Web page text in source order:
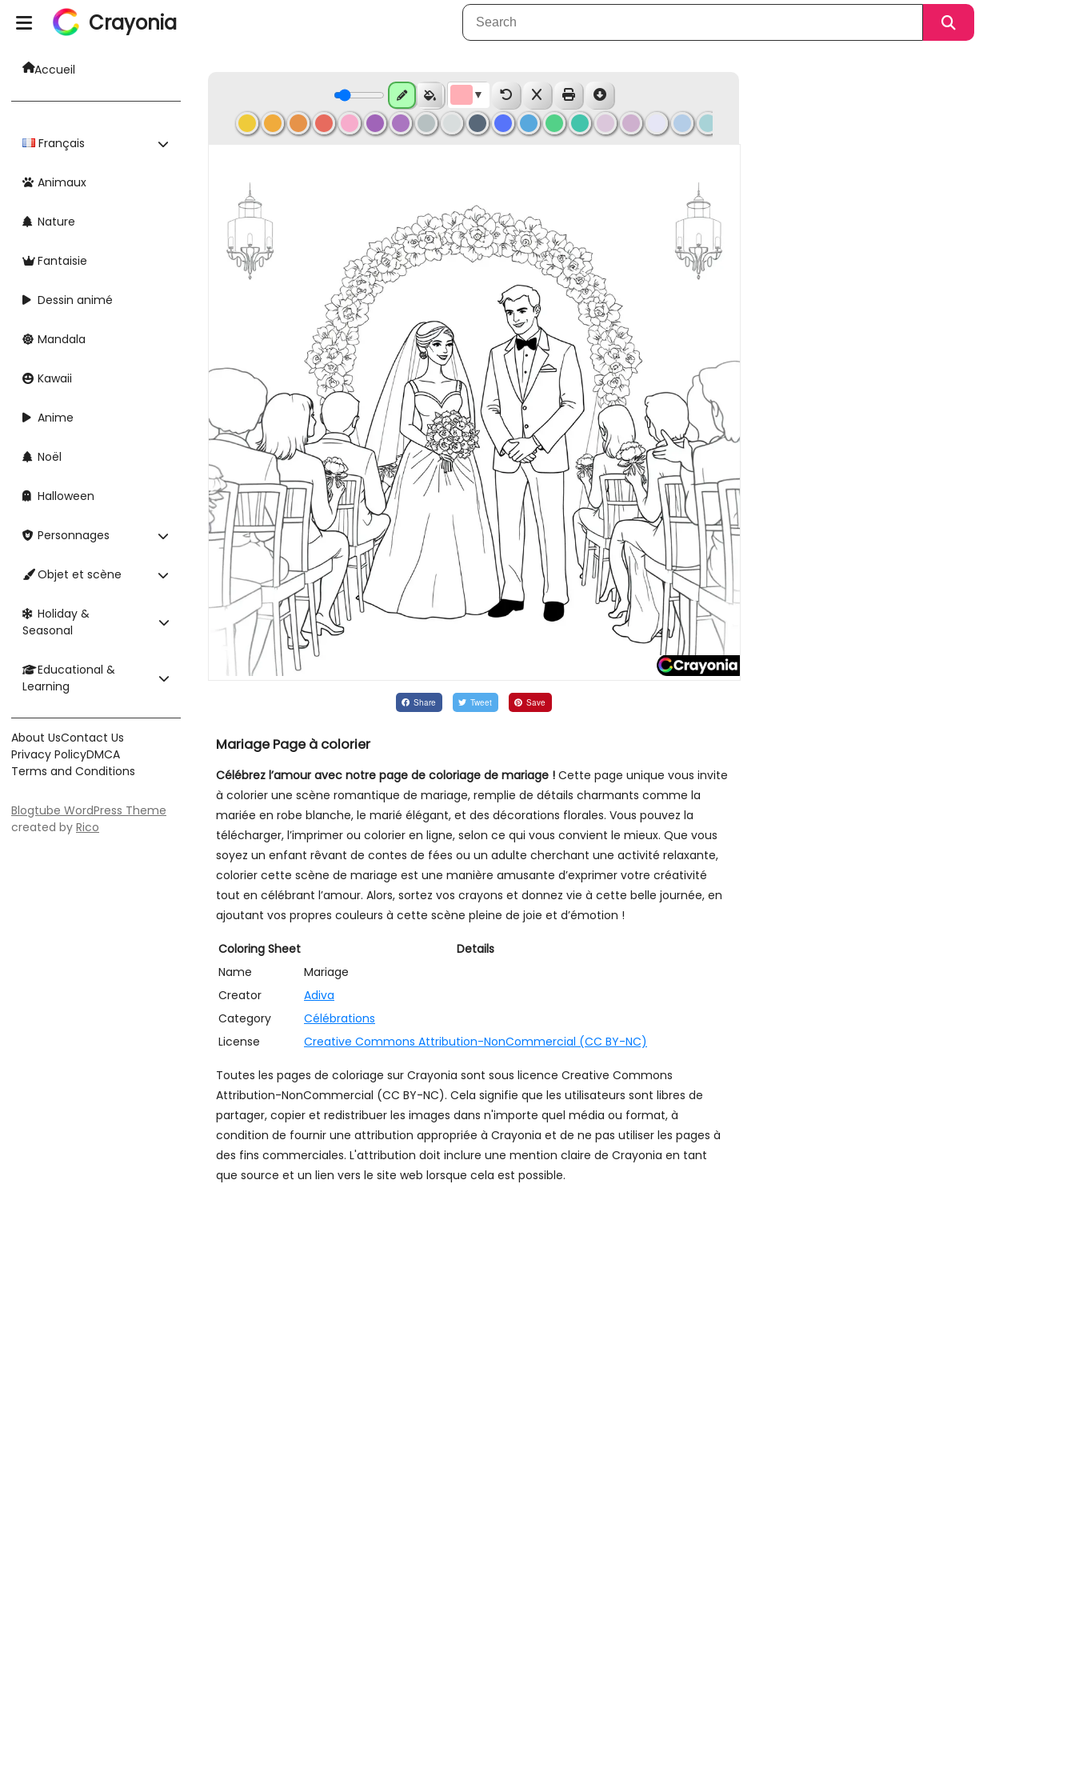
Crayonia
Accueil
Français
Animaux
Nature
Fantaisie
Dessin animé
Mandala
Kawaii
Anime
Noël
Halloween
Personnages
Objet et scène
Holiday &
Seasonal
Educational &
Learning
About UsContact Us
Privacy PolicyDMCA
Terms and Conditions
Blogtube WordPress Theme
created by Rico
Share Tweet Save
Mariage Page à colorier
Célébrez l’amour avec notre page de coloriage de mariage ! Cette page unique vous invite
à colorier une scène romantique de mariage, remplie de détails charmants comme la
mariée en robe blanche, le marié élégant, et des décorations florales. Vous pouvez la
télécharger, l’imprimer ou colorier en ligne, selon ce qui vous convient le mieux. Que vous
soyez un enfant rêvant de contes de fées ou un adulte cherchant une activité relaxante,
colorier cette scène de mariage est une manière amusante d’exprimer votre créativité
tout en célébrant l’amour. Alors, sortez vos crayons et donnez vie à cette belle journée, en
ajoutant vos propres couleurs à cette scène pleine de joie et d’émotion !
Coloring Sheet
Details
Name
Mariage
Creator
Adiva
Category
Célébrations
License
Creative Commons Attribution-NonCommercial (CC BY-NC)
Toutes les pages de coloriage sur Crayonia sont sous licence Creative Commons
Attribution-NonCommercial (CC BY-NC). Cela signifie que les utilisateurs sont libres de
partager, copier et redistribuer les images dans n'importe quel média ou format, à
condition de fournir une attribution appropriée à Crayonia et de ne pas utiliser les pages à
des fins commerciales. L'attribution doit inclure une mention claire de Crayonia en tant
que source et un lien vers le site web lorsque cela est possible.